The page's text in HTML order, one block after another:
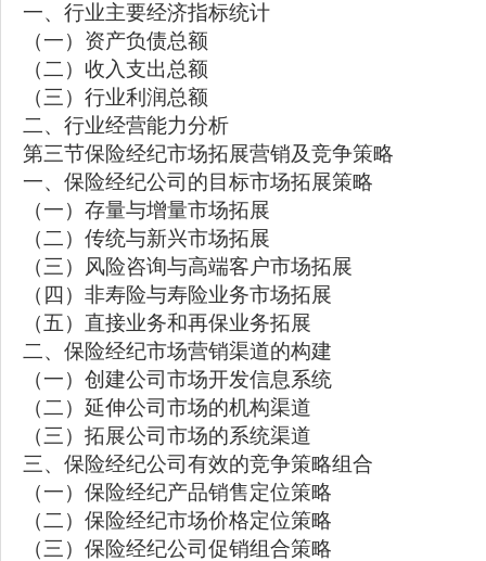
一、行业主要经济指标统计
（一）资产负债总额
（二）收入支出总额
（三）行业利润总额
二、行业经营能力分析
第三节保险经纪市场拓展营销及竞争策略
一、保险经纪公司的目标市场拓展策略
（一）存量与增量市场拓展
（二）传统与新兴市场拓展
（三）风险咨询与高端客户市场拓展
（四）非寿险与寿险业务市场拓展
（五）直接业务和再保业务拓展
二、保险经纪市场营销渠道的构建
（一）创建公司市场开发信息系统
（二）延伸公司市场的机构渠道
（三）拓展公司市场的系统渠道
三、保险经纪公司有效的竞争策略组合
（一）保险经纪产品销售定位策略
（二）保险经纪市场价格定位策略
（三）保险经纪公司促销组合策略